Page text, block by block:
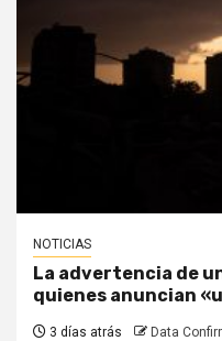
NOTICIAS
La advertencia de
quienes anuncian
3 días atrás Data